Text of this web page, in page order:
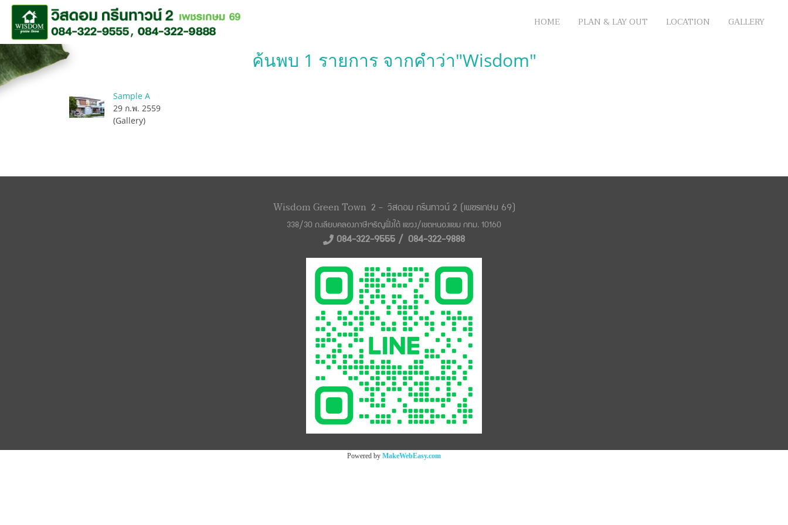
HOME PLAN & LAY OUT LOCATION GALLERY
ค้นพบ 1 รายการ จากคำว่า"Wisdom"
Sample A
29 ก.พ. 2559
(Gallery)
Wisdom Green Town 2 - วิสดอม กรีนทาวน์ 2 (เพชรเกษม 69)
338/30 ถ.เลียบคลองภาษีเจริญฝั่งใต้ แขวง/ เขตหนองแขม กทม. 10160
084-322-9555 / 084-322-9888
Powered by MakeWebEasy.com